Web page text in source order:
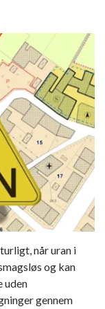
60 DAGE)
når uran i
og kan
uden
gennem